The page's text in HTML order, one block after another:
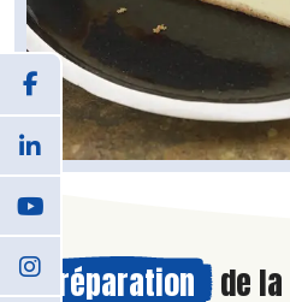
Préparation de la